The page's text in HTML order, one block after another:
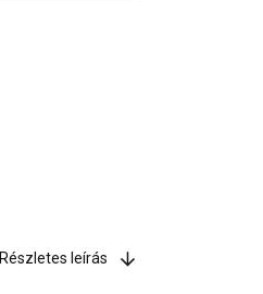
Részletes leírás